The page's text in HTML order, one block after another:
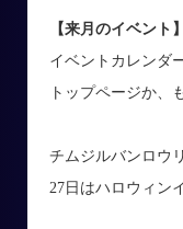
【来月のイベント】
イベントカレンダ
トップページか、
チムジルバンロウ
27日はハロウィン